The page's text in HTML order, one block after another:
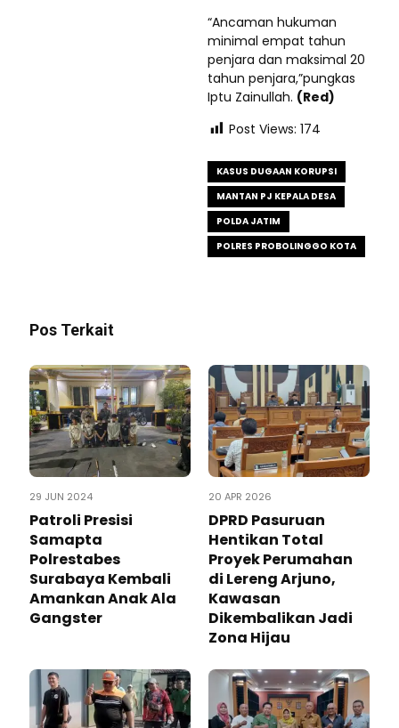
“Ancaman hukuman
minimal empat tahun
penjara dan maksimal 20
tahun penjara,”pungkas
Iptu Zainullah. (Red)
Post Views: 174
KASUS DUGAAN KORUPSI
MANTAN PJ KEPALA DESA
POLDA JATIM
POLRES PROBOLINGGO KOTA
Pos Terkait
29 JUN 2024
Patroli Presisi
Samapta
Polrestabes
Surabaya Kembali
Amankan Anak Ala
Gangster
20 APR 2026
DPRD Pasuruan
Hentikan Total
Proyek Perumahan
di Lereng Arjuno,
Kawasan
Dikembalikan Jadi
Zona Hijau